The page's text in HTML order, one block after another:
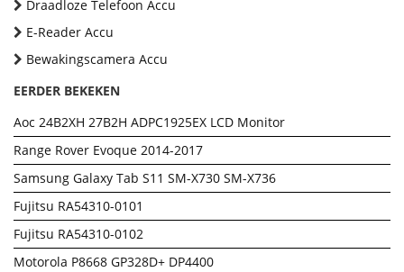
Draadloze Telefoon Accu
E-Reader Accu
Bewakingscamera Accu
EERDER BEKEKEN
Aoc 24B2XH 27B2H ADPC1925EX LCD Monitor
Range Rover Evoque 2014-2017
Samsung Galaxy Tab S11 SM-X730 SM-X736
Fujitsu RA54310-0101
Fujitsu RA54310-0102
Motorola P8668 GP328D+ DP4400